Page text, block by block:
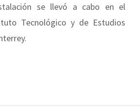
se llevó a cabo en el
Tecnológico y de Estudios